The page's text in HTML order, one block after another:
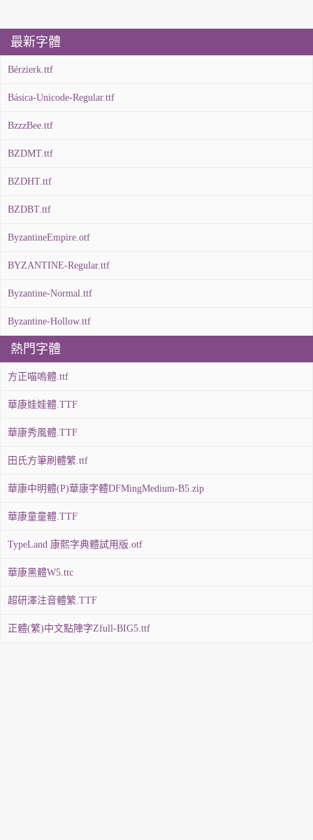
最新字體
Bérzierk.ttf
Básica-Unicode-Regular.ttf
BzzzBee.ttf
BZDMT.ttf
BZDHT.ttf
BZDBT.ttf
ByzantineEmpire.otf
BYZANTINE-Regular.ttf
Byzantine-Normal.ttf
Byzantine-Hollow.ttf
熱門字體
方正喵嗚體.ttf
華康娃娃體.TTF
華康秀風體.TTF
田氏方筆刷體繁.ttf
華康中明體(P)華康字體DFMingMedium-B5.zip
華康童童體.TTF
TypeLand 康熙字典體試用版.otf
華康黑體W5.ttc
超研澤注音體繁.TTF
正體(繁)中文點陣字Zfull-BIG5.ttf